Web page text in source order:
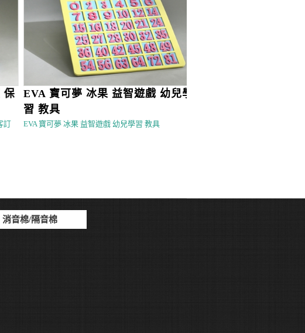
EVA 寶可夢 冰果 益智遊戲 幼兒學
習 教具
EVA 寶可夢 冰果 益智遊戲 幼兒學習 教具
消音棉/隔音棉